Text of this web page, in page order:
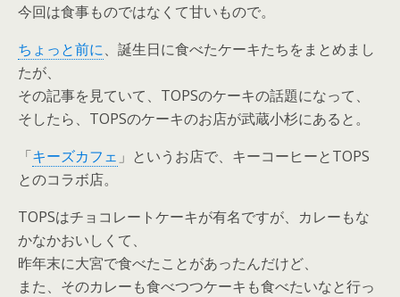
今回は食事ものではなくて甘いもので。
ちょっと前に、誕生日に食べたケーキたちをまとめまし
たが、
その記事を見ていて、TOPSのケーキの話題になって、
そしたら、TOPSのケーキのお店が武蔵小杉にあると。
「キーズカフェ 」というお店で、キーコーヒーとTOPS
とのコラボ店。
TOPSはチョコレートケーキが有名ですが、カレーもな
かなかおいしくて、
昨年末に大宮で食べたことがあったんだけど、
また、そのカレーも食べつつケーキも食べたいなと行っ